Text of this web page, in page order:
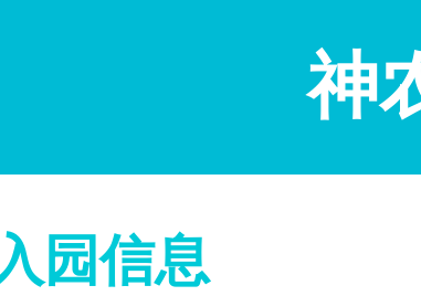
神
园信息